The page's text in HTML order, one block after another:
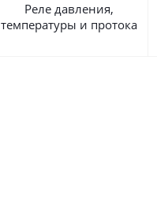
Реле давления,
температуры и протока